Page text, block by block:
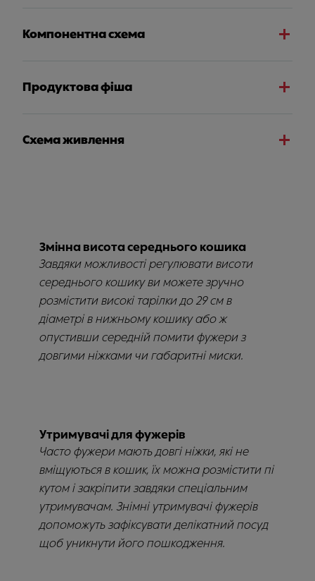
Компонентна схема
Продуктова фіша
Схема живлення
Змінна висота середнього кошика
Завдяки можливості регулювати висоти
середнього кошику ви можете зручно
розмістити високі тарілки до 29 см в
діаметрі в нижньому кошику або ж
опустивши середній помити фужери з
довгими ніжками чи габаритні миски.
Утримувачі для фужерів
Часто фужери мають довгі ніжки, які не
вміщуються в кошик, їх можна розмістити пі
кутом і закріпити завдяки спеціальним
утримувачам. Знімні утримувачі фужерів
допоможуть зафіксувати делікатний посуд
щоб уникнути його пошкодження.